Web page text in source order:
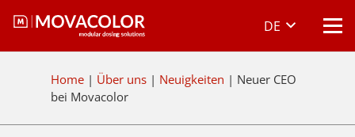
DE
Home | Über uns | Neuigkeiten | Neuer CEO
bei Movacolor